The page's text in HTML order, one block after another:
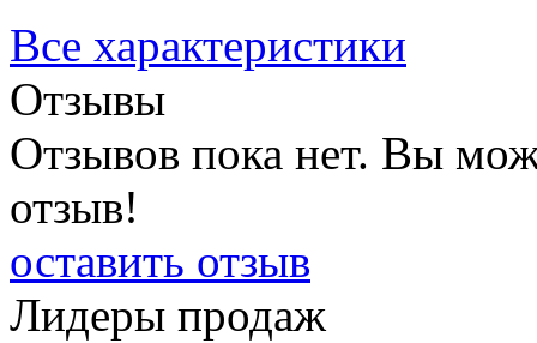
Все характеристики
Отзывы
Отзывов пока нет. Вы
отзыв!
оставить отзыв
Лидеры продаж